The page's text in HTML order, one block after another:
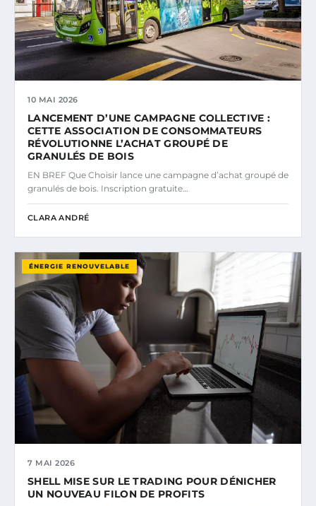
10 MAI 2026
LANCEMENT D’UNE CAMPAGNE COLLECTIVE :
CETTE ASSOCIATION DE CONSOMMATEURS
RÉVOLUTIONNE L’ACHAT GROUPÉ DE
GRANULÉS DE BOIS
EN BREF Que Choisir lance une campagne d’achat groupé de
granulés de bois. Inscription gratuite…
CLARA ANDRÉ
ÉNERGIE RENOUVELABLE
7 MAI 2026
SHELL MISE SUR LE TRADING POUR DÉNICHER
UN NOUVEAU FILON DE PROFITS